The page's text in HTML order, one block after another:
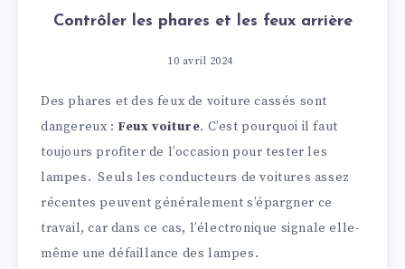
Contrôler les phares et les feux arrière
10 avril 2024
Des phares et des feux de voiture cassés sont
dangereux : Feux voiture. C’est pourquoi il faut
toujours profiter de l’occasion pour tester les
lampes. Seuls les conducteurs de voitures assez
récentes peuvent généralement s’épargner ce
travail, car dans ce cas, l’électronique signale elle-
même une défaillance des lampes.